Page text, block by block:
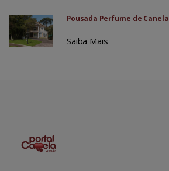
Pousada Perfume de Canela
Saiba Mais